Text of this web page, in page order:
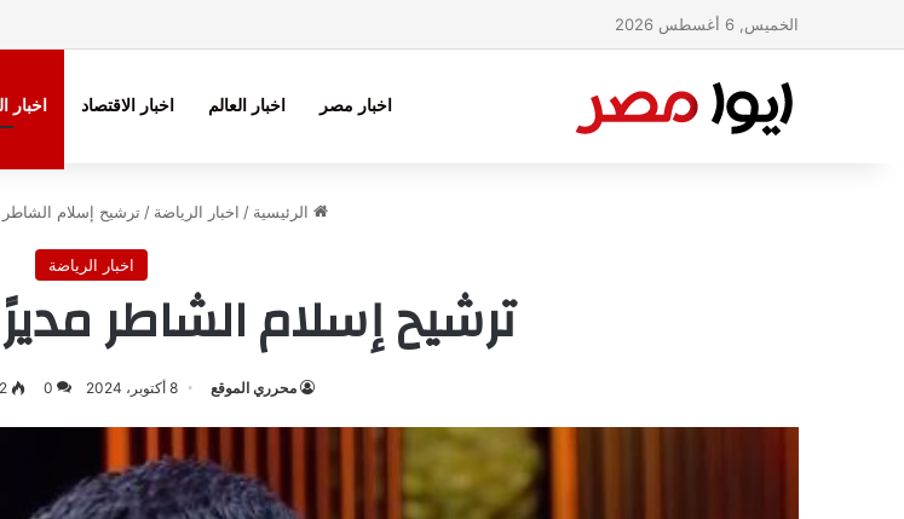
الخميس, 6 أغسطس 2026
اخبار مصر اخبار العالم اخبار الاقتصاد اخبار
الرئيسية / اخبار الرياضة / ترشيح إسلام
اخبار الرياضة
ترشيح إسلام الشاطر
محرري الموقع 8 أكتوبر، 2024 0